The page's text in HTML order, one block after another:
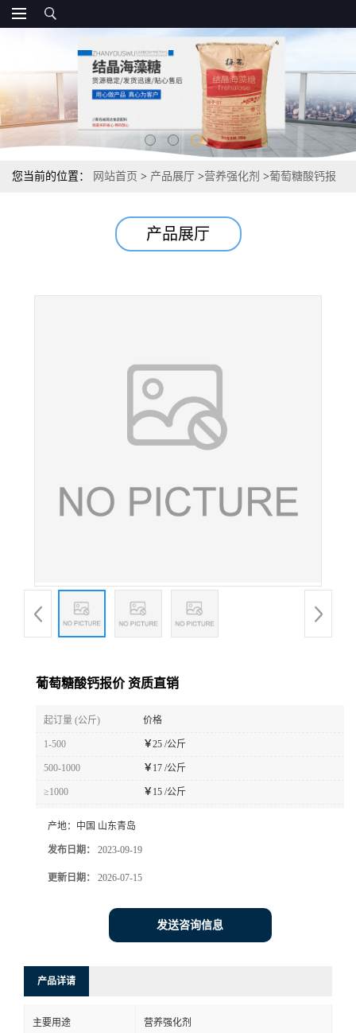
您当前的位置： 网站首页 > 产品展厅 >营养强化剂 >葡萄糖酸钙报
产品展厅
葡萄糖酸钙报价 资质直销
起订量 (公斤) 价格
1-500 ￥25 /公斤
500-1000 ￥ 17 /公斤
≥1000 ￥ 15 /公斤
产地： 中国 山东青岛
发布日期： 2023-09-19
更新日期： 2026-07-15
发送咨询信息
产品详请
主要用途 营养强化剂